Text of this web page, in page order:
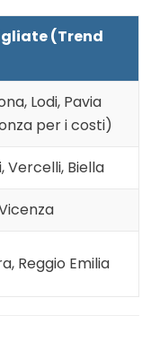
(Trend
Lodi, Pavia
per i costi)
Vercelli, Biella
Reggio Emilia